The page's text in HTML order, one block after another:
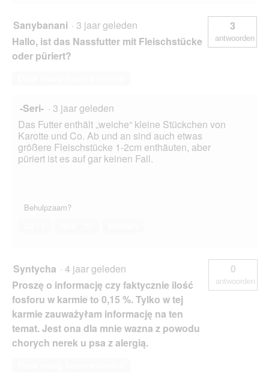
Sanybanani · 3 jaar geleden
Hallo, ist das Nassfutter mit Fleischstücke
oder püriert?
3
antwoorden
-Seri- · 3 jaar geleden
Das Futter enthält „weiche“ kleine Stückchen von
Karotte und Co. Ab und an sind auch etwas
größere Fleischstücke 1-2cm enthäuten, aber
püriert ist es auf gar keinen Fall.
Behulpzaam?
Syntycha · 4 jaar geleden
Proszę o informację czy faktycznie ilość
fosforu w karmie to 0,15 %. Tylko w tej
karmie zauważyłam informację na ten
temat. Jest ona dla mnie wazna z powodu
chorych nerek u psa z alergią.
0
antwoorden